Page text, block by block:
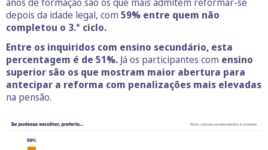
depois da idade legal, com 59% entre quem não
completou o 3.º ciclo.
Entre os inquiridos com ensino secundário, esta
percentagem é de 51%. Já os participantes com ensino
superior são os que mostram maior abertura para
antecipar a reforma com penalizações mais elevadas
na pensão.